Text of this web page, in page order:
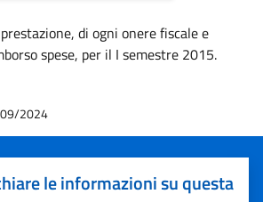
di ogni onere fiscale e
spese, per il I semestre 2015.
09/2024
le informazioni su questa